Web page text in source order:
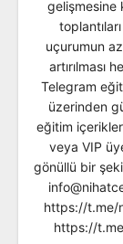
gelişmesine
uçurumun
artırılması
Telegram
üzerinden
eğitim
veya VIP
gönüllü bir
https://t.me/
https://